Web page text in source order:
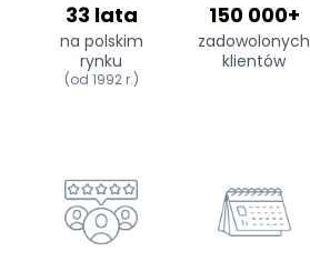
33 lata
na polskim
rynku
(od 1992 r.)
150 000+
zadowolonych
klientów